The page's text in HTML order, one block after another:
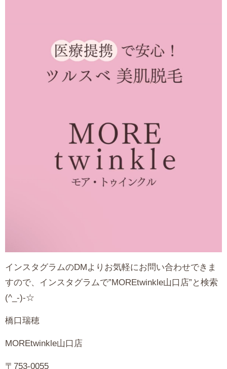
インスタグラムのDMよりお気軽にお問い合わせできま
すので、インスタグラムで”MOREtwinkle山口店”と検索
(^_-)-☆
橋口瑞穂
MOREtwinkle山口店
〒753-0055